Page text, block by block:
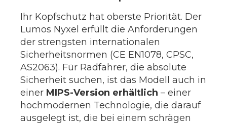
Ihr Kopfschutz hat oberste Priorität. Der
Lumos Nyxel erfüllt die Anforderungen
der strengsten internationalen
Sicherheitsnormen (CE EN1078, CPSC,
AS2063). Für Radfahrer, die absolute
Sicherheit suchen, ist das Modell auch in
einer MIPS-Version erhältlich – einer
hochmodernen Technologie, die darauf
ausgelegt ist, die bei einem schrägen